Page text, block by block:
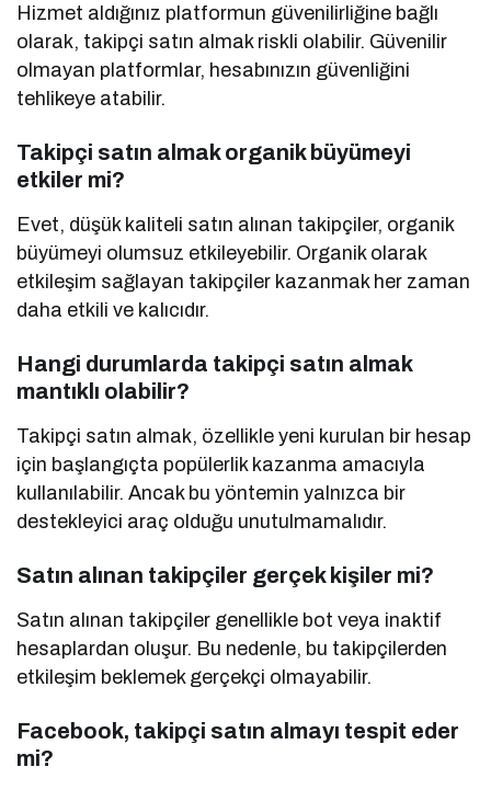
Hizmet aldığınız platformun güvenilirliğine bağlı
olarak, takipçi satın almak riskli olabilir. Güvenilir
olmayan platformlar, hesabınızın güvenliğini
tehlikeye atabilir.
Takipçi satın almak organik büyümeyi
etkiler mi?
Evet, düşük kaliteli satın alınan takipçiler, organik
büyümeyi olumsuz etkileyebilir. Organik olarak
etkileşim sağlayan takipçiler kazanmak her zaman
daha etkili ve kalıcıdır.
Hangi durumlarda takipçi satın almak
mantıklı olabilir?
Takipçi satın almak, özellikle yeni kurulan bir hesap
için başlangıçta popülerlik kazanma amacıyla
kullanılabilir. Ancak bu yöntemin yalnızca bir
destekleyici araç olduğu unutulmamalıdır.
Satın alınan takipçiler gerçek kişiler mi?
Satın alınan takipçiler genellikle bot veya inaktif
hesaplardan oluşur. Bu nedenle, bu takipçilerden
etkileşim beklemek gerçekçi olmayabilir.
Facebook, takipçi satın almayı tespit eder
mi?